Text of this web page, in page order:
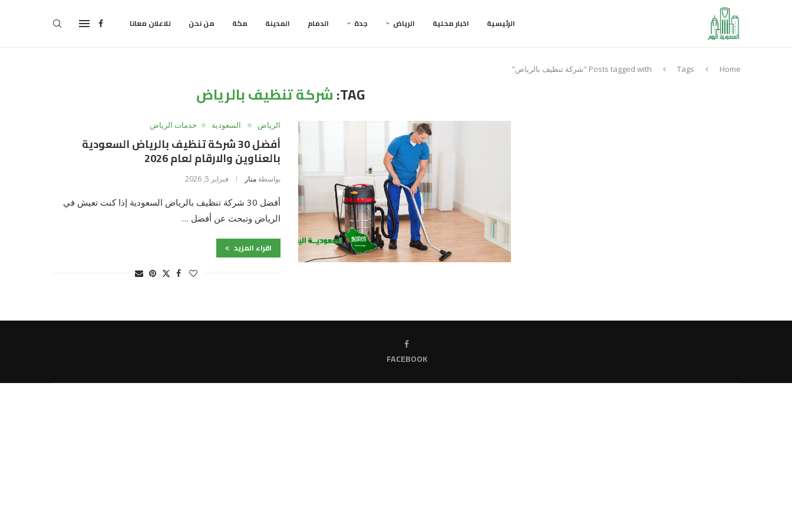
الرئيسية اخبار محلية الرياض جدة الدمام المدينة مكة من نحن للاعلان معانا
Home
Tags Posts tagged with "شركة تنظيف بالرياض"
TAG: شركة تنظيف بالرياض
الرياض السعودية خدمات الرياض
أفضل 30 شركة تنظيف بالرياض السعودية
بالعناوين والارقام لعام 2026
بواسطة منار فبراير 5, 2026
أفضل 30 شركة تنظيف بالرياض السعودية إذا كنت تعيش في
الرياض وتبحث عن أفضل …
اقراء المزيد
FACEBOOK